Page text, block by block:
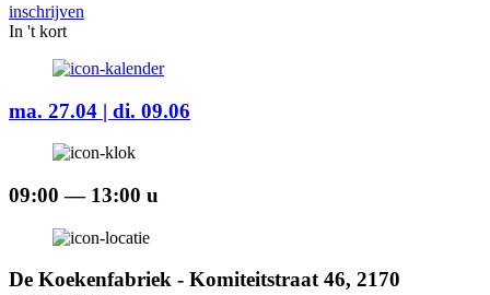
inschrijven
In 't kort
ma. 27.04 | di. 09.06
09:00 — 13:00 u
De Koekenfabriek - Komiteitstraat 46, 2170